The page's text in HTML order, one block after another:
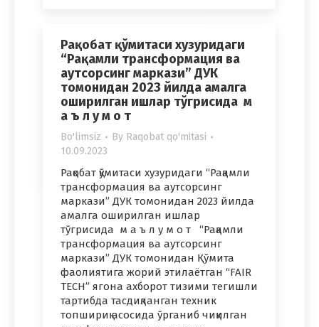
Рақобат қўмитаси хузуридаги
“Рақамли трансформация ва
аутсорсинг маркази” ДУК
томонидан 2023 йилда амалга
оширилган ишлар тўгрисида м
а ъ л у м о т
Bo'limsiz By Raqobat qo'mitasi
10.09.2023
Рақобат қўмитаси хузуридаги “Рақамли
трансформация ва аутсорсинг
маркази” ДУК томонидан 2023 йилда
амалга оширилган ишлар
тўгрисида м а ъ л у м о т “Рақамли
трансформация ва аутсорсинг
маркази” ДУК томонидан Қўмита
фаолиятига жорий этилаётган “FAIR
TECH” ягона ахборот тизими тегишли
тартибда тасдиқланган техник
топшириқ асосида ўрганиб чиқилган